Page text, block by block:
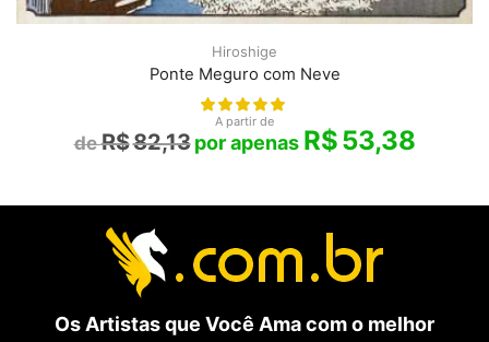
Hiroshige
Ponte Meguro com Neve
A partir de
R$82,13 R$53,38
Os Artistas que Você Ama com o melhor